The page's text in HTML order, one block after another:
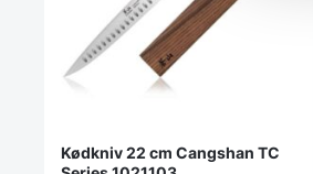
Kødkniv 22 cm Cangshan TC